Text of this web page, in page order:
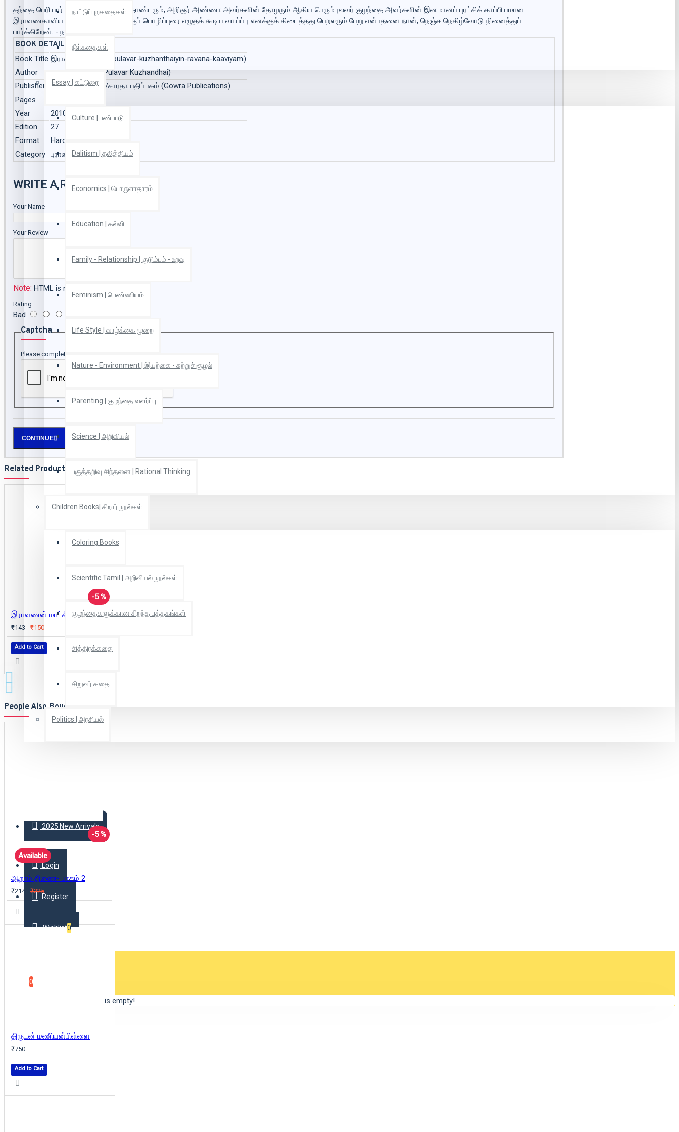
நாட்டுப்புறகதைகள்
நீள்கதைகள்
Essay | கட்டுரை
Culture | பண்பாடு
Dalitism | தலித்தியம்
Economics | பொருளாதாரம்
Education | கல்வி
Family - Relationship | குடும்பம் - உறவு
Feminism | பெண்ணியம்
Life Style | வாழ்க்கை முறை
Nature - Environment | இயற்கை - சுற்றுச்சூழல்
Parenting | குழந்தை வளர்ப்பு
Science | அறிவியல்
பகுத்தறிவு சிந்தனை | Rational Thinking
Children Books| சிறார் நூல்கள்
Coloring Books
Scientific Tamil | அறிவியல் நூல்கள்
குழந்தைகளுக்கான சிறந்த புத்தகங்கள்
சித்திரக்கதை
சிறுவர் கதை
Politics | அரசியல்
2025 New Arrivals
Login
Register
Wishlist0
0
Your shopping cart is empty!
தந்தை பெரியார் அவர்களின் பெருந் தொண்டரும், அறிஞர் அண்ணா அவர்களின் தோழரும் ஆகிய பெரும்புலவர் குழந்தை அவர்களின் இனமானப் புரட்சிக் காப்பியமான
இராவணகாவியம் நூலின் பாடல்களுக்குப் பொழிப்புரை எழுதக் கூடிய வாய்ப்பு எனக்குக் கிடைத்தது பெறலரும் பேறு என்பதனை நான், நெஞ்ச நெகிழ்வோடு நினைத்துப்
பார்க்கிறேன். - ந. வெற்றியழகன்
BOOK DETAILS
Book Title இராவண காவியம் (pulavar-kuzhanthaiyin-ravana-kaaviyam)
Author
புலவர் குழந்தை (Pulavar Kuzhandhai)
Publisher
கௌரா பதிப்பகம்/சாரதா பதிப்பகம் (Gowra Publications)
Pages
Year
2010
Edition
27
Format
Hard Bound
Category புராணம்
WRITE A REVIEW
Your Name
Your Review
Note: HTML is not translated!
Rating
Bad
Captcha
Please complete the captcha validation below
CONTINUE
Related Products
-5 %
இராவணன் மாட்சியும் வீழ்ச்சியும்
₹143 ₹150
Add to Cart
People Also Bought
-5 %
Available
ஆறாம் திணை- பாகம் 2
₹214 ₹225
திருடன் மணியன்பிள்ளை
₹750
Add to Cart